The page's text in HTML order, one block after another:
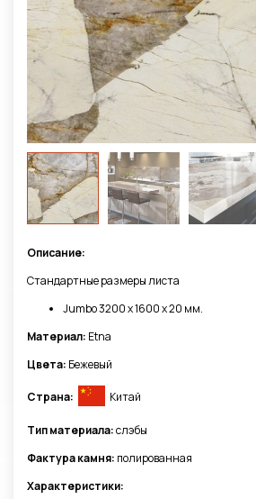
Описание:
Стандартные размеры листа
Jumbo 3200 x 1600 х 20 мм.
Материал: Etna
Цвета: Бежевый
Страна: Китай
Тип материала:слэбы
Фактура камня: полированная
Характеристики: